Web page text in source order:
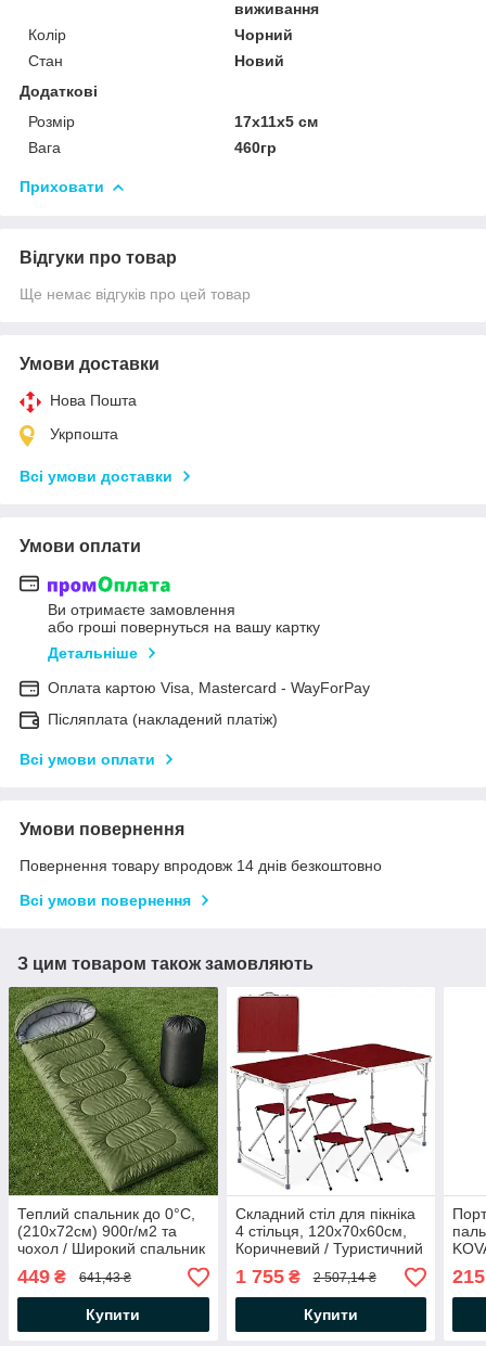
виживання
Колір
Чорний
Стан
Новий
Додаткові
Розмір
17x11x5 см
Вага
460гр
Приховати
Відгуки про товар
Ще немає відгуків про цей товар
Умови доставки
Нова Пошта
Укрпошта
Всі умови доставки
Умови оплати
Ви отримаєте замовлення
або гроші повернуться на вашу картку
Детальніше
Оплата картою Visa, Mastercard - WayForPay
Післяплата (накладений платіж)
Всі умови оплати
Умови повернення
Повернення товару впродовж 14 днів безкоштовно
Всі умови повернення
З цим товаром також замовляють
Теплий спальник до 0°C,
(210х72см) 900г/м2 та
чохол / Широкий спальник
спальний мішок ковдра
449 ₴ 641,43 ₴
Купити
Складний стіл для пікніка
4 стільця, 120х70х60см,
Коричневий / Туристичний
стіл розкладний / Стіл для
кемпінгу
1 755₴ 2 507,14 ₴
Купити